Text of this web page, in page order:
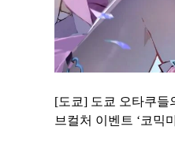
[도쿄] 도쿄 오타쿠들
브컬처 이벤트 ‘코믹